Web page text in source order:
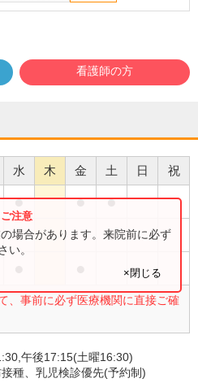
看護師の方
水 木 金 土 日 祝
● ● ●
●
、事前に必ず医療機関に直接ご確
場合があります。来院前に必ず
い。
×閉じる
午後17:15(土曜16:30)
種、乳児検診優先(予約制)